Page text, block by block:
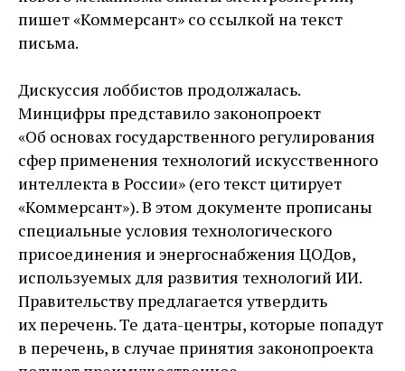
пишет «Коммерсант» со ссылкой на текст
письма.
Дискуссия лоббистов продолжалась.
Минцифры представило законопроект
«Об основах государственного регулирования
сфер применения технологий искусственного
интеллекта в России» (его текст цитирует
«Коммерсант»). В этом документе прописаны
специальные условия технологического
присоединения и энергоснабжения ЦОДов,
используемых для развития технологий ИИ.
Правительству предлагается утвердить
их перечень. Те дата-центры, которые попадут
в перечень, в случае принятия законопроекта